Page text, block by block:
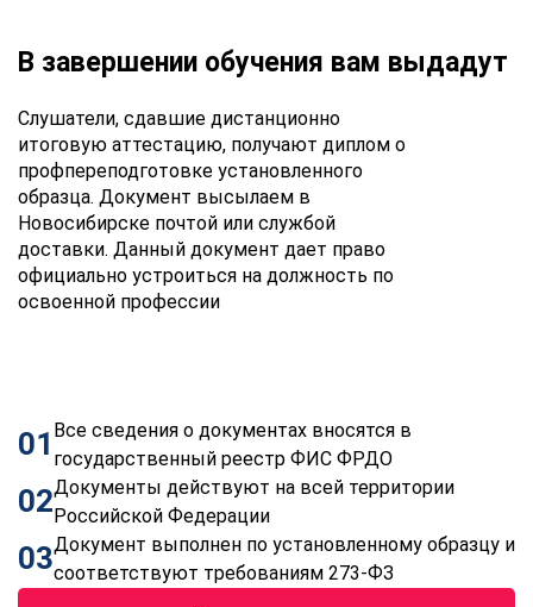
В завершении обучения вам выдадут
Слушатели, сдавшие дистанционно
итоговую аттестацию, получают диплом о
профпереподготовке установленного
образца. Документ высылаем в
Новосибирске почтой или службой
доставки. Данный документ дает право
официально устроиться на должность по
освоенной профессии
01 Все сведения о документах вносятся в
государственный реестр ФИС ФРДО
02Документы действуют на всей территории
Российской Федерации
03Документ выполнен по установленному образцу и
соответствуют требованиям 273-ФЗ